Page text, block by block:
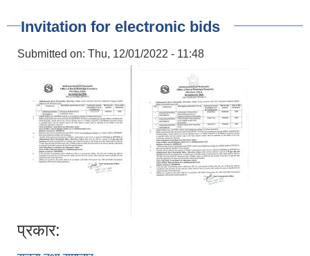
Invitation for electronic bids
Submitted on: Thu, 12/01/2022 - 11:48
प्रकार: